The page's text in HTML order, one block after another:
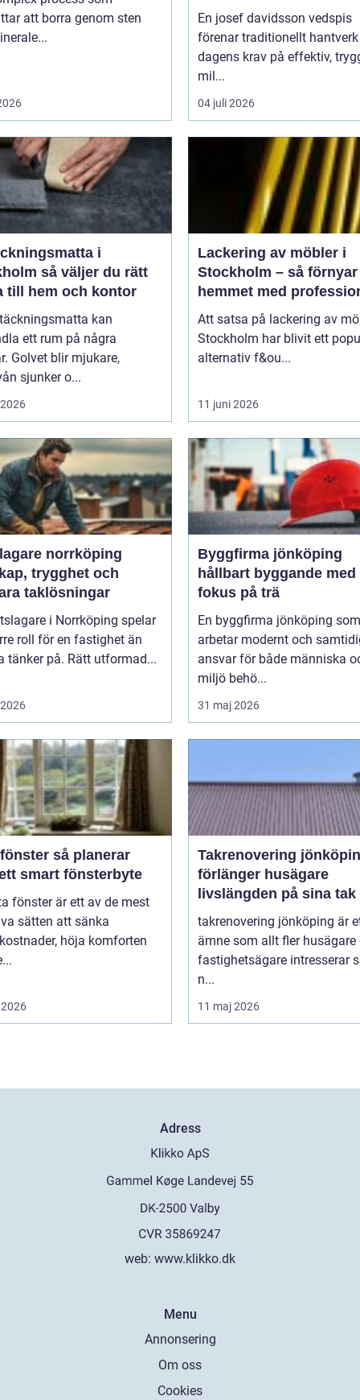
att borra genom sten
En josef davidsson vedspis
förenar traditionellt
dagens krav på effektiv,
mil...
04 juli 2026
i
du rätt
till hem och kontor
kan
ett rum på några
Golvet blir mjukare,
sjunker o...
Lackering av möbler i
Stockholm – så
hemmet med
möbellackering
Att satsa på lackering av
Stockholm har blivit ett
alternativ f&ou...
11 juni 2026
norrköping
trygghet och
taklösningar
i Norrköping spelar
roll för en fastighet än
tänker på. Rätt utformad...
Byggfirma jönköping
hållbart byggande med
fokus på trä
En byggfirma jönköping som
arbetar modernt och
ansvar för både människa
miljö behö...
31 maj 2026
så planerar
smart fönsterbyte
fönster är ett av de mest
sätten att sänka
höja komforten
Takrenovering
förlänger husägare
livslängden på sina tak
takrenovering jönköping är
ämne som allt fler husägare
fastighetsägare intresserar
n...
11 maj 2026
Adress
web: www.klikko.dk
Menu
Annonsering
Om oss
Cookies